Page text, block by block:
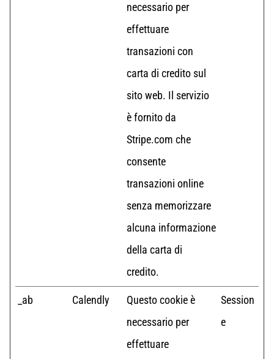
necessario per
effettuare
transazioni con
carta di credito sul
sito web. Il servizio
è fornito da
Stripe.com che
consente
transazioni online
senza memorizzare
alcuna informazione
della carta di
credito.
_ab Calendly
Questo cookie è
necessario per
effettuare
Session
e